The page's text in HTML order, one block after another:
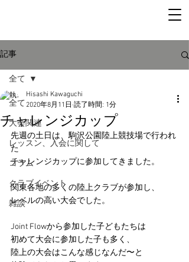
記事
全て
大会関連
レッスン、入会に関して
コラム
クラブイベント
雑談
全て
チャレンジカップ
Hisashi Kawaguchi
2020年8月11日 読了時間: 1分
先週の土日は、駒沢公園陸上競技場で行われ
た
チャレンジカップに参加してきました。
関東各地の多くの陸上クラブが参加し、
レベルの高い大会でした。
Joint Flowから参加した子どもたちは
初めて大会に参加した子も多く、
陸上の大会はこんな感じなんだ〜と